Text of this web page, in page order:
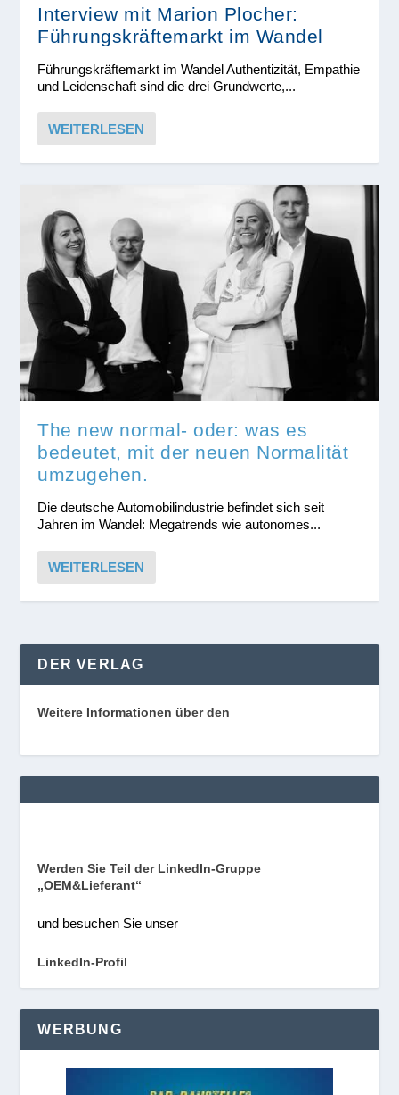
Interview mit Marion Plocher:
Führungskräftemarkt im Wandel
Führungskräftemarkt im Wandel Authentizität, Empathie
und Leidenschaft sind die drei Grundwerte,...
WEITERLESEN
The new normal- oder: was es
bedeutet, mit der neuen Normalität
umzugehen.
Die deutsche Automobilindustrie befindet sich seit
Jahren im Wandel: Megatrends wie autonomes...
WEITERLESEN
DER VERLAG
Weitere Informationen über den
Werden Sie Teil der LinkedIn-Gruppe
„OEM&Lieferant“
und besuchen Sie unser
LinkedIn-Profil
WERBUNG